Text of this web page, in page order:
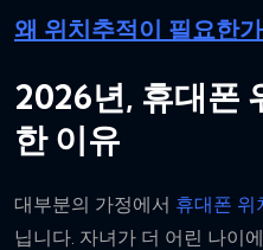
왜 위치추적이 필요한가
2026년, 휴대폰
한 이유
대부분의 가정에서 휴대폰 위
닙니다. 자녀가 더 어린 나이